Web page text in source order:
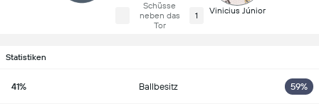
Schüsse
neben das
Tor
1 Vinicius Júnior
Statistiken
41% Ballbesitz 59%